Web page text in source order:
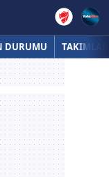
DURUMU TAKIMLAR